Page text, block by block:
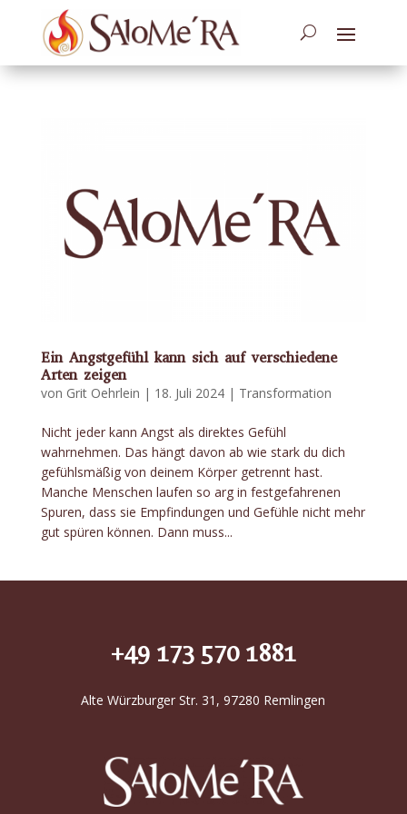
Ein Angstgefühl kann sich auf verschiedene
Arten zeigen
von Grit Oehrlein | 18. Juli 2024| Transformation
Nicht jeder kann Angst als direktes Gefühl
wahrnehmen. Das hängt davon ab wie stark du dich
gefühlsmäßig von deinem Körper getrennt hast.
Manche Menschen laufen so arg in festgefahrenen
Spuren, dass sie Empfindungen und Gefühle nicht mehr
gut spüren können. Dann muss...
+49 173 570 1881
Alte Würzburger Str. 31, 97280 Remlingen